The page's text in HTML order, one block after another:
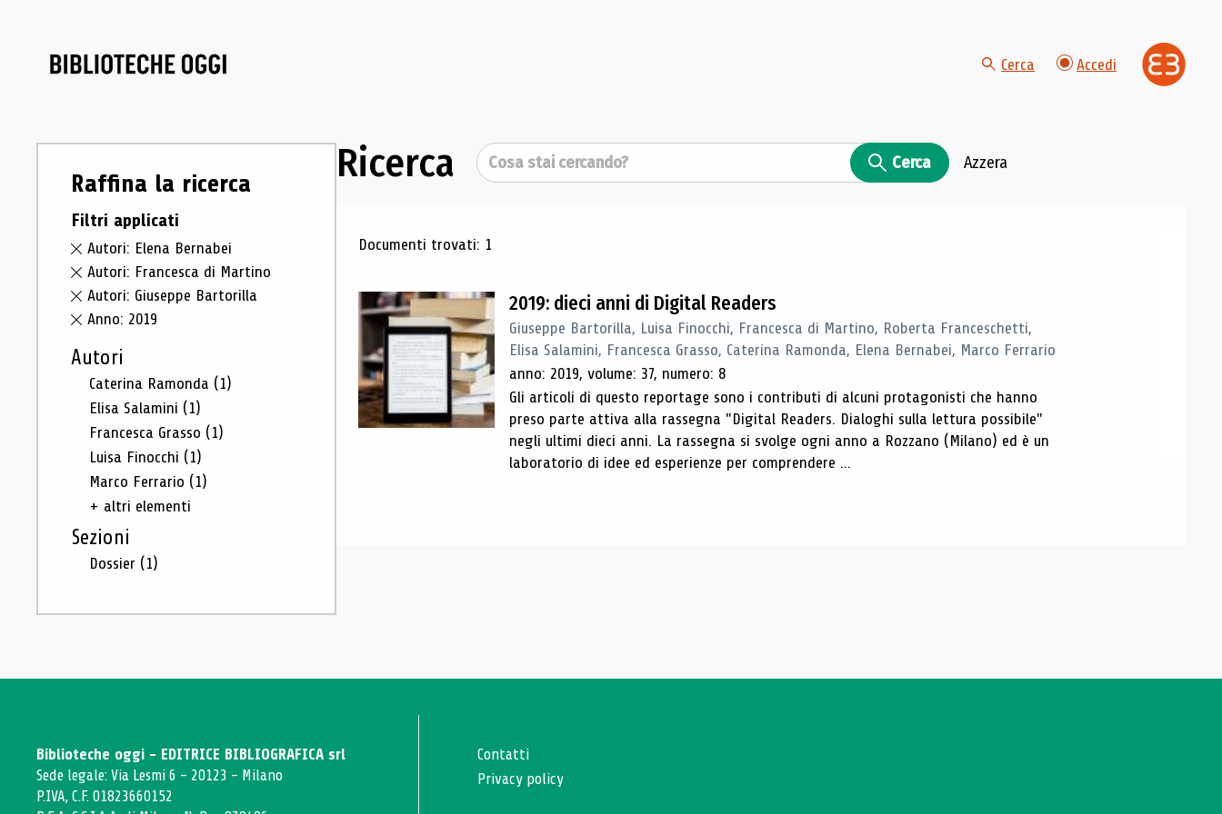
Cerca Accedi
Raffina la ricerca
Filtri applicati
Autori: Elena Bernabei
Autori: Francesca di Martino
Autori: Giuseppe Bartorilla
Anno: 2019
Autori
Caterina Ramonda (1)
Elisa Salamini (1)
Francesca Grasso (1)
Luisa Finocchi (1)
Marco Ferrario (1)
+ altri elementi
Sezioni
Dossier (1)
Ricerca Cerca Cerca Azzera
Risultati di ricerca
Documenti trovati: 1
2019: dieci anni di Digital Readers
Giuseppe Bartorilla, Luisa Finocchi, Francesca di Martino, Roberta Franceschetti,
Elisa Salamini, Francesca Grasso, Caterina Ramonda, Elena Bernabei, Marco Ferrario
anno: 2019, volume: 37, numero: 8
Gli articoli di questo reportage sono i contributi di alcuni protagonisti che hanno
preso parte attiva alla rassegna "Digital Readers. Dialoghi sulla lettura possibile"
negli ultimi dieci anni. La rassegna si svolge ogni anno a Rozzano (Milano) ed è un
laboratorio di idee ed esperienze per comprendere ...
Biblioteche oggi - EDITRICE BIBLIOGRAFICA srl
Sede legale: Via Lesmi 6 - 20123 - Milano
P.IVA, C.F. 01823660152
Contatti
Privacy policy